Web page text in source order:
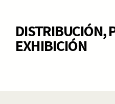
DISTRIBUCIÓN,
EXHIBICIÓN